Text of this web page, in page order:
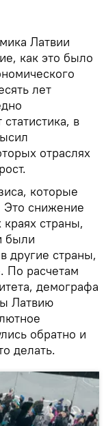
Латвии
как это было
лет
в
отраслях
которые
Это снижение
страны,
были
другие страны,
По расчетам
демографа
Латвию
обратно и
делать.